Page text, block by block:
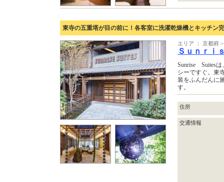
東寺の五重塔が目の前に！各客室に洗濯乾燥機とキッチン
エリア ： 京都府
Ｓｕｎｒｉ
Sunrise Suitesは
シーですぐ。東
装をふんだんに
す。
住所
交通情報